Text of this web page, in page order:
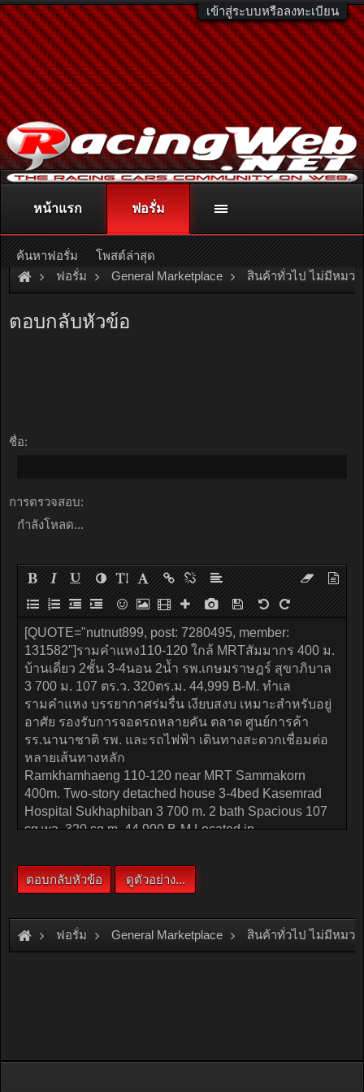
เข้าสู่ระบบหรือลงทะเบียน
ติดต่อลงโฆษณา racingweb@gmail.comหรือโทร. 081-811-1138
หรืออ่านรายละเอียดเพิ่มเติม คลิกที่นี่
ฟอรั่ม General Marketplace สินค้าทั่วไป ไม่มีหมว
ตอบกลับหัวข้อ
ชื่อ:
การตรวจสอบ:
กำลังโหลด...
ฟอรั่ม General Marketplace สินค้าทั่วไป ไม่มีหมว
หน้าแรก ฟอรั่ม
ค้นหาฟอรั่ม โพสต์ล่าสุด